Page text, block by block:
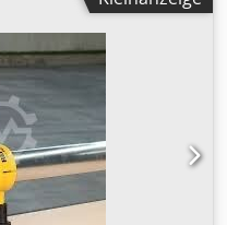
230 V oder 110 V, 50–60
(H x B x T): 800 x 335 x
über 400 REMS-
Rücklauf
- Drehbarer
Verriegelung -
Hersteller - Schnelles
Edelstahl Ø 108 mm
76,1; 88,9; 108